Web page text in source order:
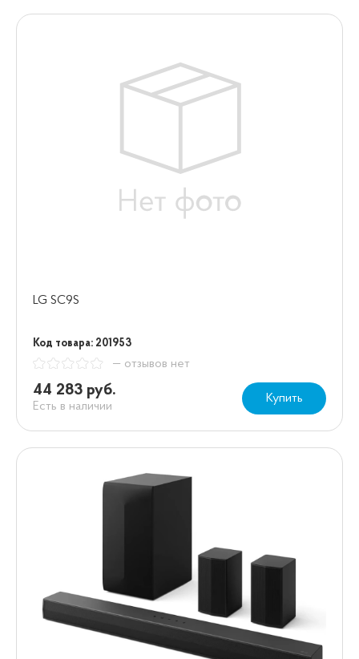
LG SC9S
Код товара: 201953
— отзывов нет
44 283 руб.
Есть в наличии
Купить